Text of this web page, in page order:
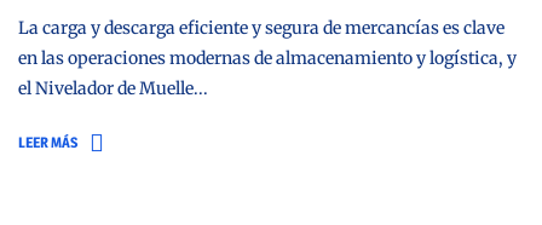
La carga y descarga eficiente y segura de mercancías es clave
en las operaciones modernas de almacenamiento y logística, y
el Nivelador de Muelle...
LEER MÁS